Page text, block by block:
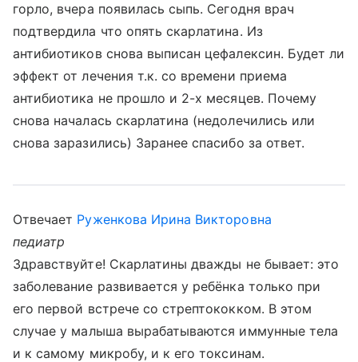
горло, вчера появилась сыпь. Сегодня врач
подтвердила что опять скарлатина. Из
антибиотиков снова выписан цефалексин. Будет ли
эффект от лечения т.к. со времени приема
антибиотика не прошло и 2-х месяцев. Почему
снова началась скарлатина (недолечились или
снова заразились) Заранее спасибо за ответ.
Отвечает Руженкова Ирина Викторовна
педиатр
Здравствуйте! Скарлатины дважды не бывает: это
заболевание развивается у ребёнка только при
его первой встрече со стрептококком. В этом
случае у малыша вырабатываются иммунные тела
и к самому микробу, и к его токсинам.